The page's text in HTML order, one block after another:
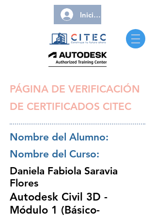
Iniciar sesión
PÁGINA DE VERIFICACIÓN
DE CERTIFICADOS CITEC
Nombre del Alumno:
Nombre del Curso:
Daniela Fabiola Saravia
Flores
Autodesk Civil 3D -
Módulo 1 (Básico-